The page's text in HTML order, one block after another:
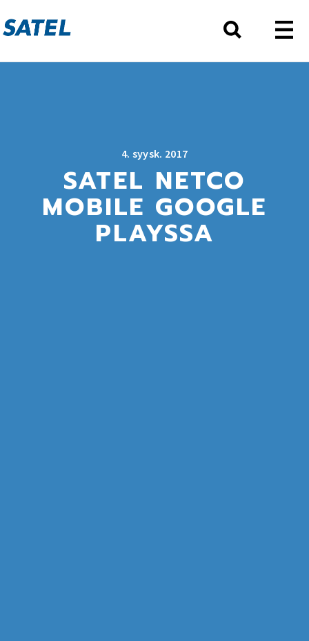
4. syysk. 2017
SATEL NETCO
MOBILE GOOGLE
PLAYSSA